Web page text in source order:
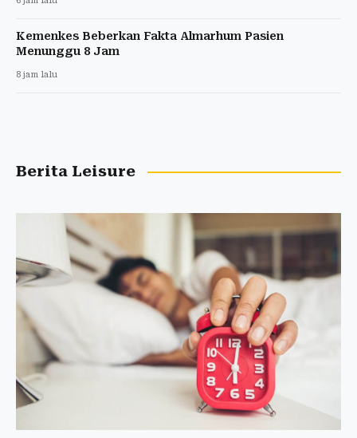
Kemenkes Beberkan Fakta Almarhum Pasien
Menunggu 8 Jam
8 jam lalu
Berita Leisure